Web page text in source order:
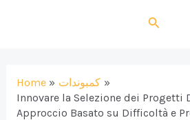
Search
Home
كمبوندات
Innovare la Selezione dei Progetti
Approccio Basato su Difficoltà e